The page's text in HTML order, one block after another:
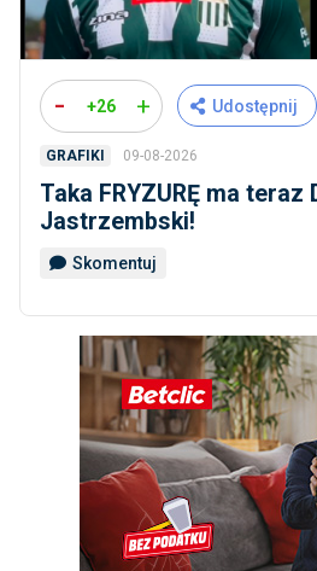
- +26 + Udostępnij
GRAFIKI 09-08-2026
Taka FRYZURĘ ma teraz
Jastrzembski!
Skomentuj